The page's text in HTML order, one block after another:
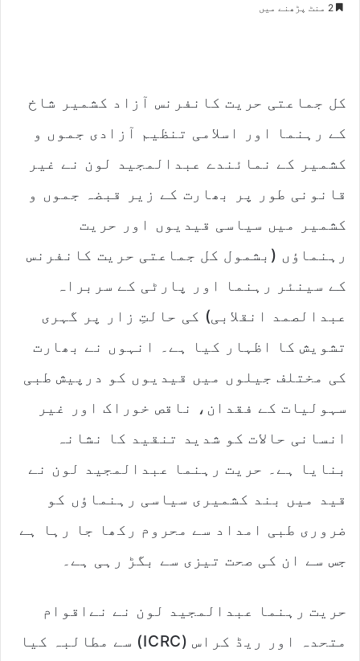
کل جماعتی حریت کانفرنس آزاد کشمیر شاخ
کے رہنما اور اسلامی تنظیم آزادی جموں و
کشمیر کے نمائندے عبدالمجید لون نے غیر
قانونی طور پر بھارت کے زیر قبضہ جموں و
کشمیر میں سیاسی قیدیوں اور حریت
رہنماؤں (بشمول کل جماعتی حریت کانفرنس
کے سینئر رہنما اور پارٹی کے سربراہ
عبدالصمد انقلابی) کی حالتِ زار پر گہری
تشویش کا اظہار کیا ہے۔ انہوں نے بھارت
کی مختلف جیلوں میں قیدیوں کو درپیش طبی
سہولیات کے فقدان، ناقص خوراک اور غیر
انسانی حالات کو شدید تنقید کا نشانہ
بنایا ہے۔ حریت رہنما عبدالمجید لون نے
قید میں بند کشمیری سیاسی رہنماؤں کو
ضروری طبی امداد سے محروم رکھا جا رہا ہے
جس سے ان کی صحت تیزی سے بگڑ رہی ہے۔
حریت رہنما عبدالمجید لون نے نےاقوام
متحدہ اور ریڈ کراس (ICRC) سے مطالبہ کیا